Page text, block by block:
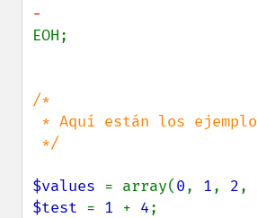
EOH;
/*
$values = array(0, 1, 2,
$test = 1 + 4;